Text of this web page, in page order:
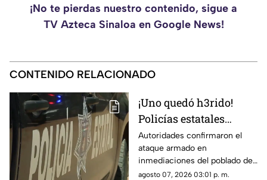
¡No te pierdas nuestro contenido, sigue a
TV Azteca Sinaloa en Google News!
CONTENIDO RELACIONADO
¡Uno quedó h3rido!
Policías estatales
fueron atac4dos a
bal4z0s al norte de
Mazatlán
Autoridades confirmaron el
ataque armado en
inmediaciones del poblado de
El Chilillo, al norte de Mazatlán
agosto 07, 2026 03:01 p. m.